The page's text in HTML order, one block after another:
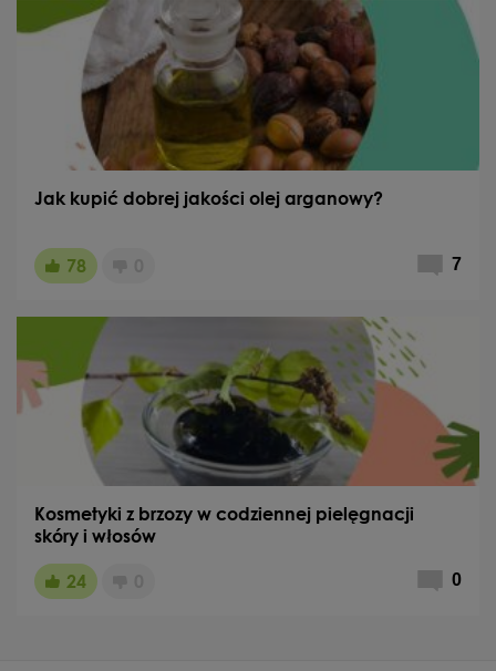
Jak kupić dobrej jakości olej arganowy?
78 7
Kosmetyki z brzozy w codziennej pielęgnacji
skóry i włosów
24 0